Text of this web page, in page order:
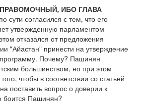
ПРАВОМОЧНЫЙ, ИБО ГЛАВА
по сути согласился с тем, что его
утвержденную парламентом
отказался от предложения
"Айастан" принести на утверждение
Почему? Пашинян
большинством, но при этом
чтобы в соответствии со статьей
поставить вопрос о доверии к
боится Пашинян?